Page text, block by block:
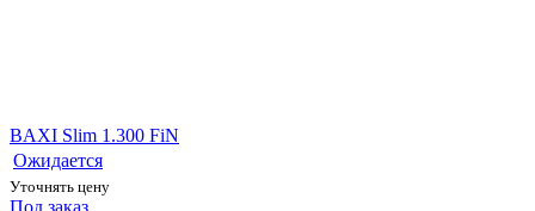
BAXI Slim 1.300 FiN
Ожидается
Уточнять цену
Под заказ